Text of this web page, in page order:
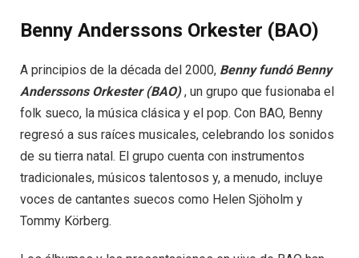
Benny Anderssons Orkester (BAO)
A principios de la década del 2000, Benny fundó Benny
Anderssons Orkester (BAO), un grupo que fusionaba el
folk sueco, la música clásica y el pop. Con BAO, Benny
regresó a sus raíces musicales, celebrando los sonidos
de su tierra natal. El grupo cuenta con instrumentos
tradicionales, músicos talentosos y, a menudo, incluye
voces de cantantes suecos como Helen Sjöholm y
Tommy Körberg.